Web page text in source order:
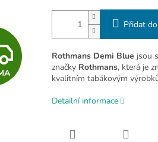
Z
D
Přidat
Rothmans Demi Blue jsou
značky Rothmans, která je
kvalitním tabákovým
Detailní informace